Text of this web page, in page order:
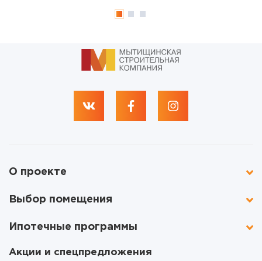
О проекте
Выбор помещения
Ипотечные программы
Акции и спецпредложения